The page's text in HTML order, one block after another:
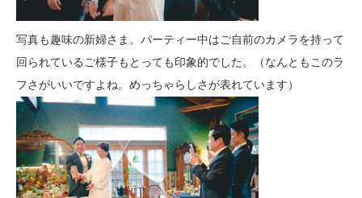
写真も趣味の新婦さま。パーティー中はご自前のカメラを持って
回られているご様子もとっても印象的でした。（なんともこのラ
フさがいいですよね。めっちゃらしさが表れています）